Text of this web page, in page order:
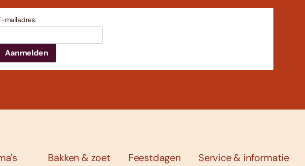
mailadres:
Bakken & zoet Feestdagen Service & informatie